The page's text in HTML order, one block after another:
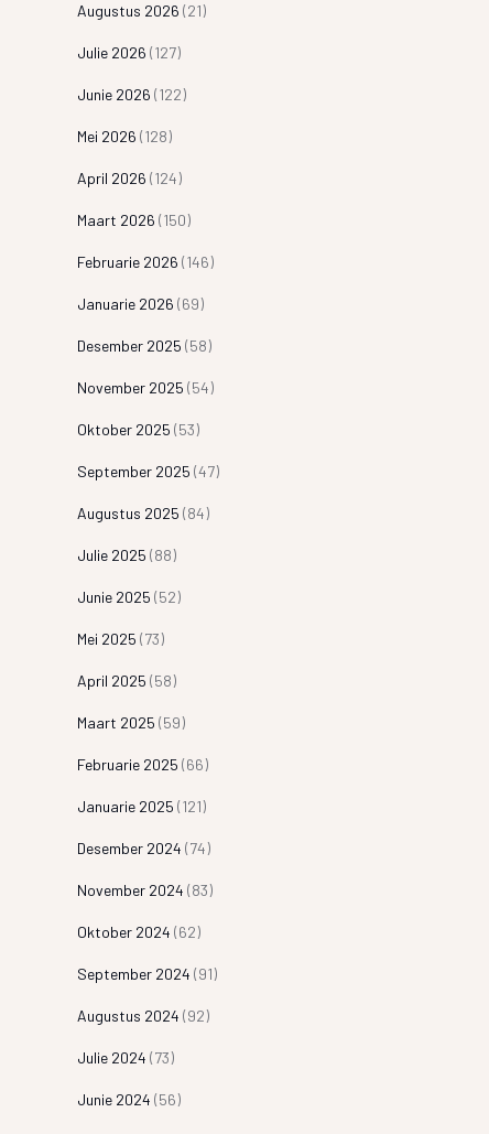
Augustus 2026 (21)
Julie 2026 (127)
Junie 2026 (122)
Mei 2026 (128)
April 2026 (124)
Maart 2026 (150)
Februarie 2026 (146)
Januarie 2026 (69)
Desember 2025 (58)
November 2025 (54)
Oktober 2025 (53)
September 2025 (47)
Augustus 2025 (84)
Julie 2025 (88)
Junie 2025 (52)
Mei 2025 (73)
April 2025 (58)
Maart 2025 (59)
Februarie 2025 (66)
Januarie 2025 (121)
Desember 2024 (74)
November 2024 (83)
Oktober 2024 (62)
September 2024 (91)
Augustus 2024 (92)
Julie 2024 (73)
Junie 2024 (56)